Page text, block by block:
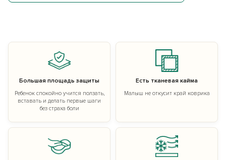
Большая площадь защиты
Ребенок спокойно учится ползать,
вставать и делать первые шаги
без страха боли
Есть тканевая кайма
Малыш не откусит край коврика